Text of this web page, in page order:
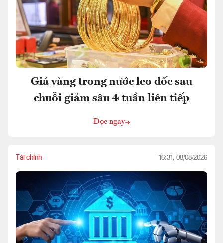
Giá vàng trong nước leo dốc sau
chuỗi giảm sâu 4 tuần liên tiếp
Đọc ngay
Tài chính 16:31, 08/08/2026